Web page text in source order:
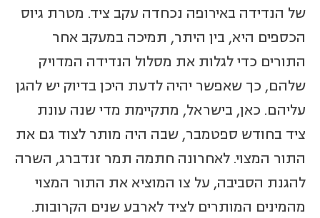
של הנדידה באירופה נכחדה עקב ציד. מטרת גיוס
הכספים היא, בין היתר, תמיכה במעקב אחר
התורים כדי לגלות את מסלול הנדידה המדויק
שלהם, כך שאפשר יהיה לדעת היכן בדיוק יש להגן
עליהם. כאן, בישראל, מתקיימת מדי שנה עונת
ציד בחודש ספטמבר, שבה היה מותר לצוד גם את
התור המצוי. לאחרונה חתמה תמר זנדברג, השרה
להגנת הסביבה, על צו המוציא את התור המצוי
מהמינים המותרים לציד לארבע שנים הקרובות.